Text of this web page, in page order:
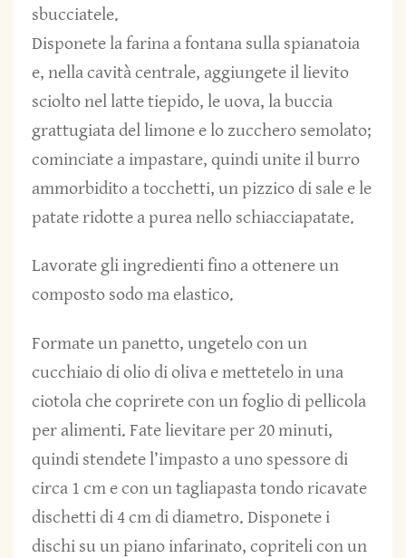
sbucciatele.
Disponete la farina a fontana sulla spianatoia
e, nella cavità centrale, aggiungete il lievito
sciolto nel latte tiepido, le uova, la buccia
grattugiata del limone e lo zucchero semolato;
cominciate a impastare, quindi unite il burro
ammorbidito a tocchetti, un pizzico di sale e le
patate ridotte a purea nello schiacciapatate.
Lavorate gli ingredienti fino a ottenere un
composto sodo ma elastico.
Formate un panetto, ungetelo con un
cucchiaio di olio di oliva e mettetelo in una
ciotola che coprirete con un foglio di pellicola
per alimenti. Fate lievitare per 20 minuti,
quindi stendete l’impasto a uno spessore di
circa 1 cm e con un tagliapasta tondo ricavate
dischetti di 4 cm di diametro. Disponete i
dischi su un piano infarinato, copriteli con un